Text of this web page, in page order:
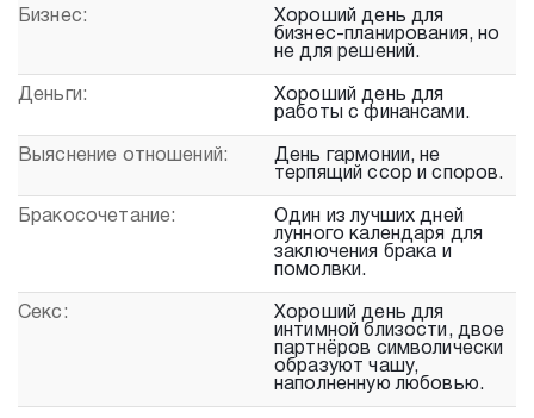
Бизнес:
Хороший день для
бизнес-планирования, но
не для решений.
Деньги:
Хороший день для
работы с финансами.
Выяснение отношений:
День гармонии, не
терпящий ссор и споров.
Бракосочетание:
Один из лучших дней
лунного календаря для
заключения брака и
помолвки.
Секс:
Хороший день для
интимной близости, двое
партнёров символически
образуют чашу,
наполненную любовью.